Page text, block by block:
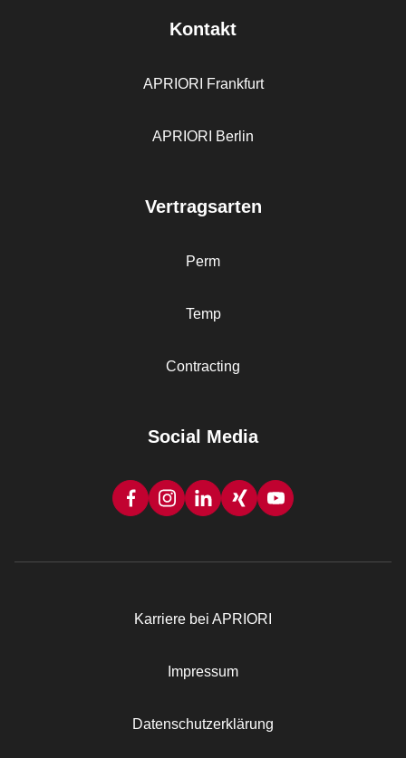
Kontakt
APRIORI Frankfurt
APRIORI Berlin
Vertragsarten
Perm
Temp
Contracting
Social Media
Karriere bei APRIORI
Impressum
Datenschutzerklärung